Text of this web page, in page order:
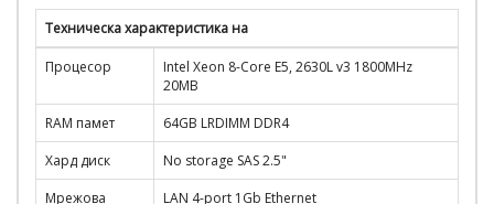
Техническа характеристика на
Процесор
Intel Xeon 8-Core E5, 2630L v3 1800MHz
20MB
RAM памет
64GB LRDIMM DDR4
Хард диск
No storage SAS 2.5"
Мрежова
LAN 4-port 1Gb Ethernet